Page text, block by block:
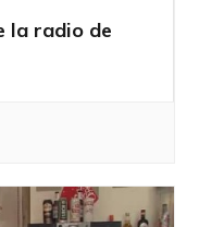
la radio de